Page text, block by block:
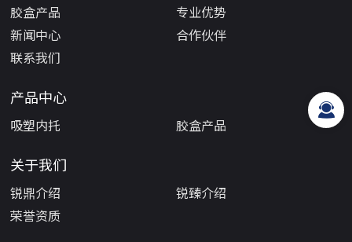
胶盒产品
专业优势
新闻中心
合作伙伴
联系我们
产品中心
吸塑内托 胶盒产品
关于我们
锐鼎介绍
锐臻介绍
荣誉资质